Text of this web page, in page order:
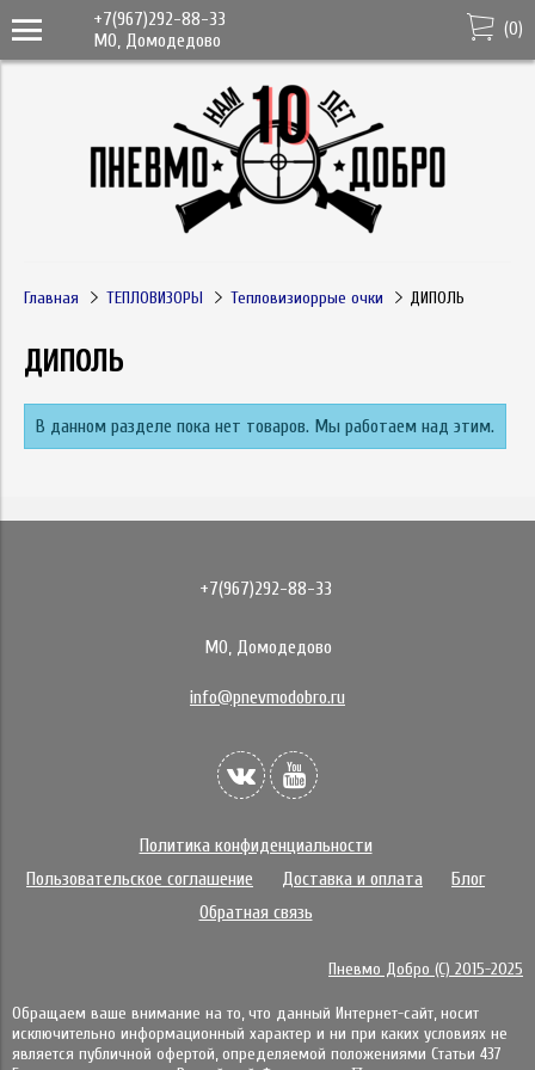
+7(967)292-88-33
МО, Домодедово
(0)
Главная ТЕПЛОВИЗОРЫ Тепловизиоррые очки ДИПОЛЬ
ДИПОЛЬ
В данном разделе пока нет товаров. Мы работаем над этим.
+7(967)292-88-33
МО, Домодедово
info@pnevmodobro.ru
Политика конфиденциальности
Пользовательское соглашение
Доставка и оплата
Блог
Обратная связь
Пневмо Добро (С) 2015-2025
Обращаем ваше внимание на то, что данный Интернет-сайт, носит
исключительно информационный характер и ни при каких условиях не
является публичной офертой, определяемой положениями Статьи 437